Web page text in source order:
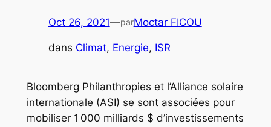
Oct 26, 2021—parMoctar FICOU
dans Climat, Energie, ISR
Bloomberg Philanthropies et l’Alliance solaire
internationale (ASI) se sont associées pour
mobiliser 1 000 milliards $ d’investissements